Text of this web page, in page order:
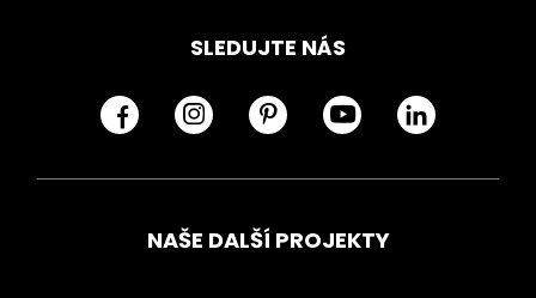
SLEDUJTE NÁS
NAŠE DALŠÍ PROJEKTY